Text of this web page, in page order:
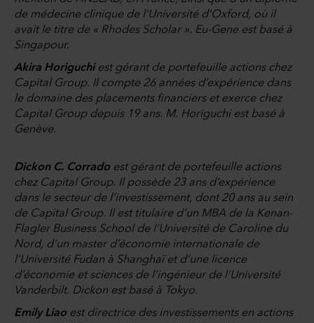
de médecine clinique de l’Université d’Oxford, où il
avait le titre de « Rhodes Scholar ». Eu-Gene est basé à
Singapour.
Akira Horiguchi est gérant de portefeuille actions chez
Capital Group. Il compte 26 années d’expérience dans
le domaine des placements financiers et exerce chez
Capital Group depuis 19 ans. M. Horiguchi est basé à
Genève.
Dickon C. Corrado est gérant de portefeuille actions
chez Capital Group. Il possède 23 ans d’expérience
dans le secteur de l’investissement, dont 20 ans au sein
de Capital Group. Il est titulaire d’un MBA de la Kenan-
Flagler Business School de l’Université de Caroline du
Nord, d’un master d’économie internationale de
l’Université Fudan à Shanghaï et d’une licence
d’économie et sciences de l’ingénieur de l’Université
Vanderbilt. Dickon est basé à Tokyo.
Emily Liao est directrice des investissements en actions